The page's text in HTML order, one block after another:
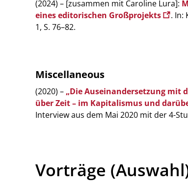
(2024) – [zusammen mit Caroline Lura]:
eines editorischen Großprojekts
. In:
1, S. 76–82.
Miscellaneous
(2020) – „Die Auseinandersetzung mit
über Zeit – im Kapitalismus und
Interview aus dem Mai 2020 mit der 4-
Vorträge